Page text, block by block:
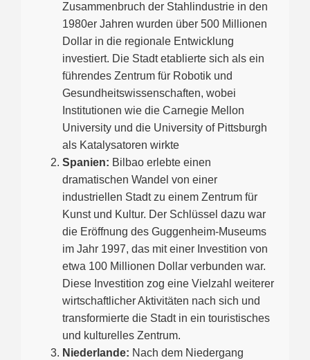
Zusammenbruch der Stahlindustrie in den
1980er Jahren wurden über 500 Millionen
Dollar in die regionale Entwicklung
investiert. Die Stadt etablierte sich als ein
führendes Zentrum für Robotik und
Gesundheitswissenschaften, wobei
Institutionen wie die Carnegie Mellon
University und die University of Pittsburgh
als Katalysatoren wirkte
Spanien: Bilbao erlebte einen
dramatischen Wandel von einer
industriellen Stadt zu einem Zentrum für
Kunst und Kultur. Der Schlüssel dazu war
die Eröffnung des Guggenheim-Museums
im Jahr 1997, das mit einer Investition von
etwa 100 Millionen Dollar verbunden war.
Diese Investition zog eine Vielzahl weiterer
wirtschaftlicher Aktivitäten nach sich und
transformierte die Stadt in ein touristisches
und kulturelles Zentrum.
Niederlande: Nach dem Niedergang